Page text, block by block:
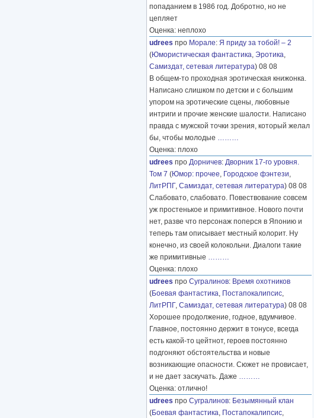
попаданием в 1986 год. Добротно, но не
цепляет
Оценка: неплохо
udrees про Морале: Я приду за тобой! – 2
(Юмористическая фантастика, Эротика,
Самиздат, сетевая литература) 08 08
В общем-то проходная эротическая книжонка.
Написано слишком по детски и с большим
упором на эротические сцены, любовные
интриги и прочие женские шалости. Написано
правда с мужской точки зрения, который желал
бы, чтобы молодые ………
Оценка: плохо
udrees про Дорничев: Дворник 17-го уровня.
Том 7 (Юмор: прочее, Городское фэнтези,
ЛитРПГ, Самиздат, сетевая литература) 08 08
Слабовато, слабовато. Повествование совсем
уж простенькое и примитивное. Нового почти
нет, разве что персонаж поперся в Японию и
теперь там описывает местный колорит. Ну
конечно, из своей колокольни. Диалоги такие
же примитивные ………
Оценка: плохо
udrees про Сугралинов: Время охотников
(Боевая фантастика, Постапокалипсис,
ЛитРПГ, Самиздат, сетевая литература) 08 08
Хорошее продолжение, годное, вдумчивое.
Главное, постоянно держит в тонусе, всегда
есть какой-то цейтнот, героев постоянно
подгоняют обстоятельства и новые
возникающие опасности. Сюжет не провисает,
и не дает заскучать. Даже ………
Оценка: отлично!
udrees про Сугралинов: Безымянный клан
(Боевая фантастика, Постапокалипсис,